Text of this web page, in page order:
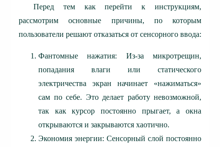
Перед тем как перейти к инструкциям,
рассмотрим основные причины, по которым
пользователи решают отказаться от сенсорного ввода:
Фантомные нажатия: Из-за микротрещин,
попадания влаги или статического
электричества экран начинает «нажиматься»
сам по себе. Это делает работу невозможной,
так как курсор постоянно прыгает, а окна
открываются и закрываются хаотично.
Экономия энергии: Сенсорный слой постоянно